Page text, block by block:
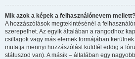
Mik azok a képek a felhasználónevem mellett?
A hozzászólások megtekintésénél a
szerepelhet. Az egyik általában a rangodhoz
csillagok vagy más elemek formájában
mutatja mennyi hozzászólást küldtél eddig a
státuszod van). A másik – általában egy